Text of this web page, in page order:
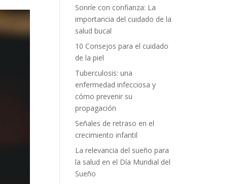
Sonríe con confianza: La
importancia del cuidado de la
salud bucal
10 Consejos para el cuidado
de la piel
Tuberculosis: una
enfermedad infecciosa y
cómo prevenir su
propagación
Señales de retraso en el
crecimiento infantil
La relevancia del sueño para
la salud en el Día Mundial del
Sueño